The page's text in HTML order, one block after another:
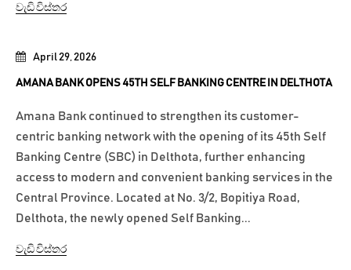
April 29, 2026
AMANA BANK OPENS 45TH SELF BANKING CENTRE IN DELTHOTA
Amana Bank continued to strengthen its customer-
centric banking network with the opening of its 45th Self
Banking Centre (SBC) in Delthota, further enhancing
access to modern and convenient banking services in the
Central Province. Located at No. 3/2, Bopitiya Road,
Delthota, the newly opened Self Banking...
වැඩි විස්තර
වැඩි විස්තර